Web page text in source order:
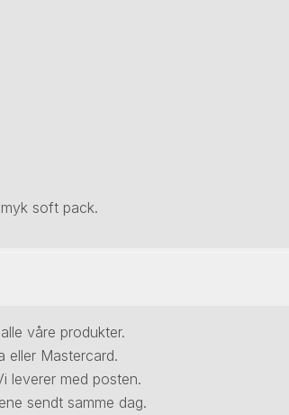
soft pack.
våre produkter.
eller Mastercard.
leverer med posten.
sendt samme dag.